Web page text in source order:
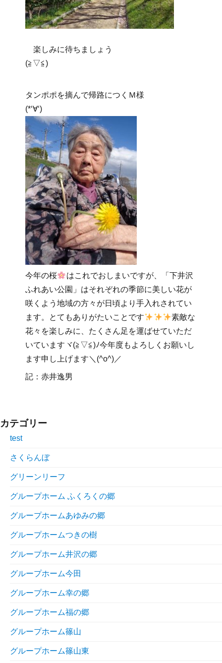
楽しみに待ちましょう
(≧▽≦)
タンポポを摘んで帰路につくＭ様
(*‘∀‘)
今年の桜
はこれでおしまいですが、「下井沢
ふれあい公園」はそれぞれの季節に美しい花が
咲くよう地域の方々が日頃より手入れされてい
ます。とてもありがたいことです
素敵な
花々を楽しみに、たくさん足を運ばせていただ
いていますヾ(≧▽≦)ﾉ今年度もよろしくお願いし
ます申し上げます＼(^o^)／
記：赤井逸男
カテゴリー
test
さくらんぼ
グリーンリーフ
グループホーム ふくろくの郷
グループホームあゆみの郷
グループホームつきの樹
グループホーム井沢の郷
グループホーム今田
グループホーム幸の郷
グループホーム福の郷
グループホーム篠山
グループホーム篠山東